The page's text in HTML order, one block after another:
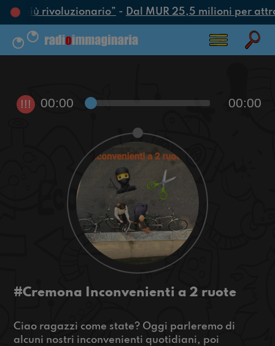
più rivoluzionario”- Dal MUR 25,5 milioni per
!!! 00:00 00:00
#Cremona Inconvenienti a 2 ruote
Ciao ragazzi come state? Oggi parleremo di
alcuni nostri inconvenienti quotidiani, poi